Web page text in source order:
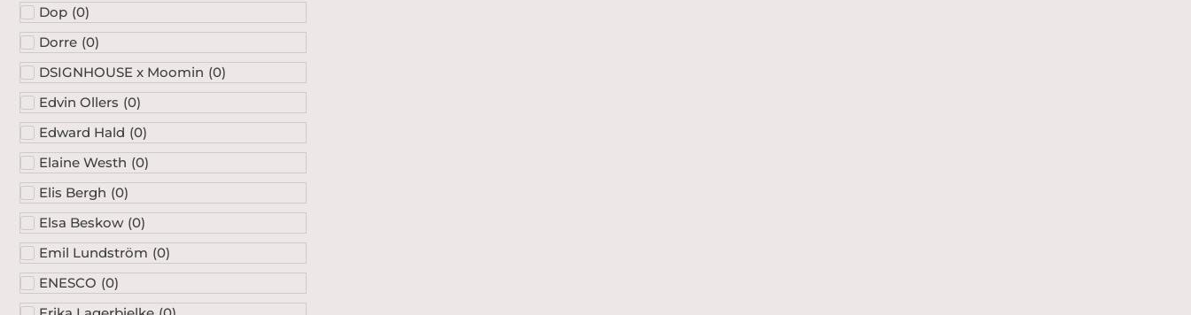
Dop (0)
Dorre (0)
DSIGNHOUSE x Moomin (0)
Edvin Ollers (0)
Edward Hald (0)
Elaine Westh (0)
Elis Bergh (0)
Elsa Beskow (0)
Emil Lundström (0)
ENESCO (0)